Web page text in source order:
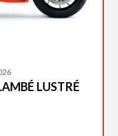
LUSTRÉ